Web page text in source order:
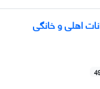
اهلی و خانگی